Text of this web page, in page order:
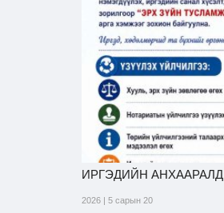
ИРГЭДИЙН АНХААРАЛД
2026 | 5 сарын 20